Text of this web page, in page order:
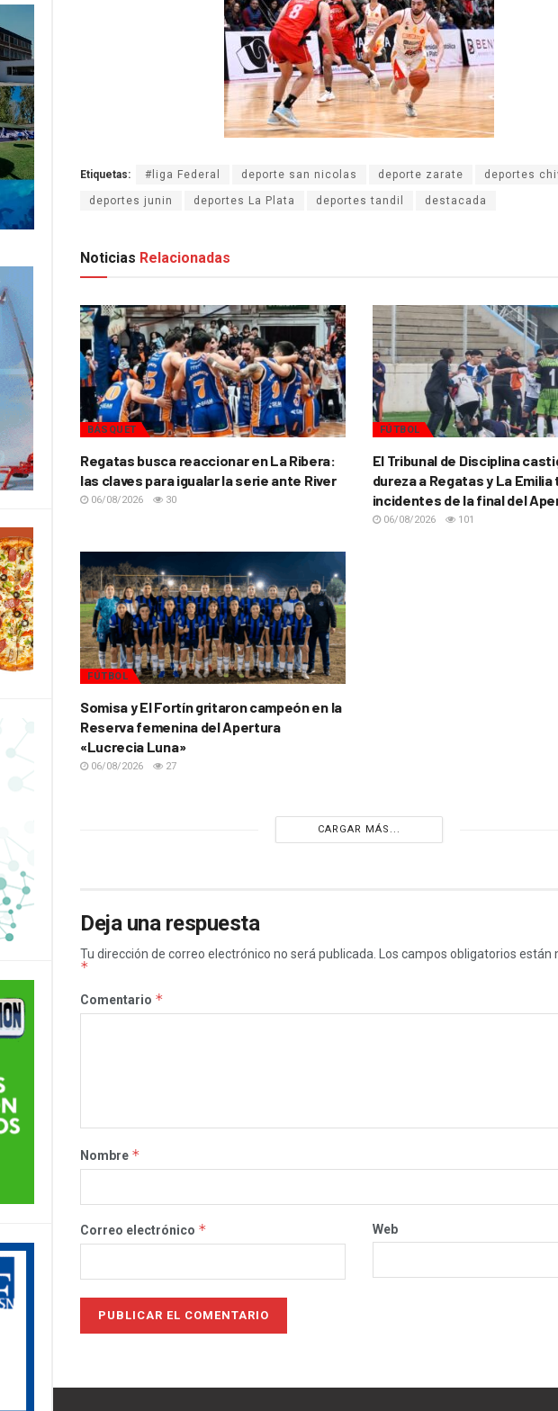
Etiquetas: #liga Federal deporte san nicolas deporte zarate deportes
deportes junin deportes La Plata deportes tandil destacada
Noticias Relacionadas
BÁSQUET
Regatas busca reaccionar en La Ribera:
las claves para igualar la serie ante River
06/08/2026 30
FÚTBOL
El Tribunal de Disciplina
dureza a Regatas y La
incidentes de la final del
06/08/2026 101
FÚTBOL
Somisa y El Fortín gritaron campeón en la
Reserva femenina del Apertura
«Lucrecia Luna»
06/08/2026 27
CARGAR MÁS...
Deja una respuesta
Tu dirección de correo electrónico no será publicada. Los campos obligatorios están
*
Comentario *
Nombre *
Correo electrónico * Web